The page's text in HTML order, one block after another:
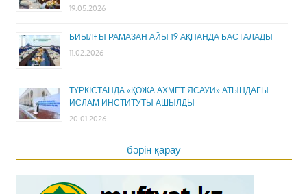
19.05.2026
БИЫЛҒЫ РАМАЗАН АЙЫ 19 АҚПАНДА БАСТАЛАДЫ
11.02.2026
ТҮРКІСТАНДА «ҚОЖА АХМЕТ ЯСАУИ» АТЫНДАҒЫ
ИСЛАМ ИНСТИТУТЫ АШЫЛДЫ
20.01.2026
бәрін қарау